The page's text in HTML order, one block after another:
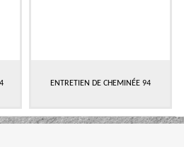
ENTRETIEN DE CHEMINÉE 94